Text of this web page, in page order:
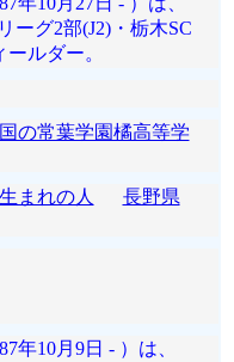
ーグ2部(J2)・栃木SC
ルダー。
の常葉学園橘高等学
まれの人
長野県
年10月9日 - ）は、